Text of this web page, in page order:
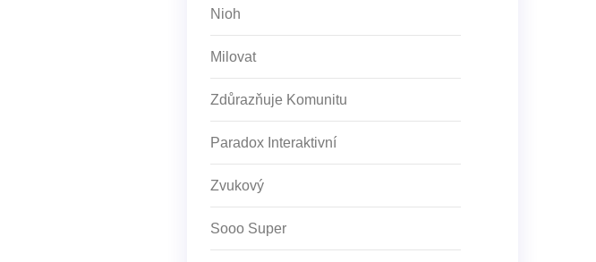
Nioh
Milovat
Zdůrazňuje Komunitu
Paradox Interaktivní
Zvukový
Sooo Super